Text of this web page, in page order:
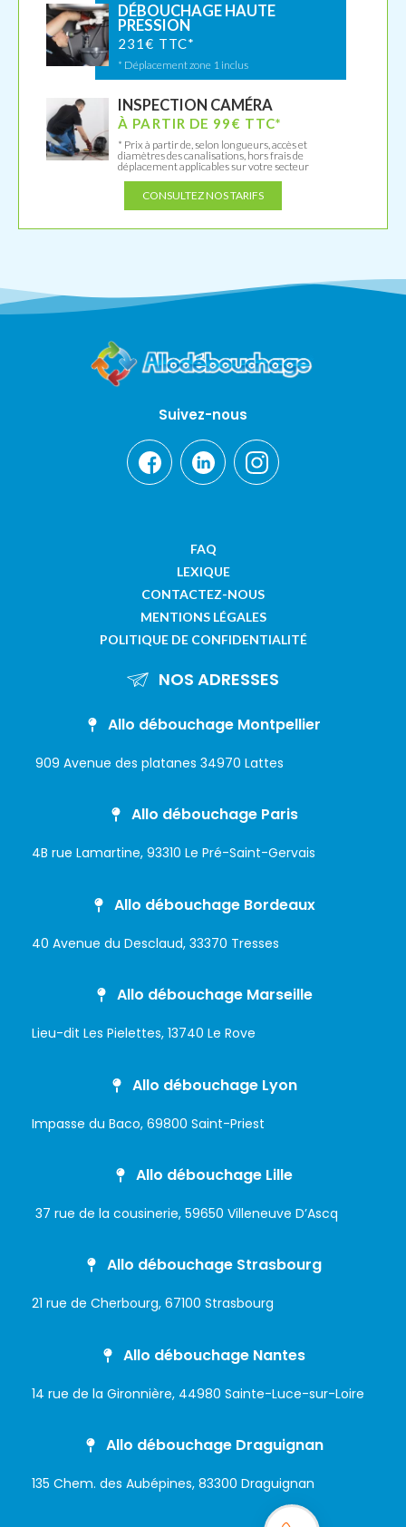
DÉBOUCHAGE HAUTE
PRESSION
231€ TTC*
* Déplacement zone 1 inclus
INSPECTION CAMÉRA
À PARTIR DE 99€ TTC*
* Prix à partir de, selon longueurs, accès et
diamètres des canalisations, hors frais de
déplacement applicables sur votre secteur
CONSULTEZ NOS TARIFS
Suivez-nous
FAQ
LEXIQUE
CONTACTEZ-NOUS
MENTIONS LÉGALES
POLITIQUE DE CONFIDENTIALITÉ
NOS ADRESSES
Allo débouchage Montpellier
909 Avenue des platanes 34970 Lattes
Allo débouchage Paris
4B rue Lamartine, 93310 Le Pré-Saint-Gervais
Allo débouchage Bordeaux
40 Avenue du Desclaud, 33370 Tresses
Allo débouchage Marseille
Lieu-dit Les Pielettes, 13740 Le Rove
Allo débouchage Lyon
Impasse du Baco, 69800 Saint-Priest
Allo débouchage Lille
37 rue de la cousinerie, 59650 Villeneuve D’Ascq
Allo débouchage Strasbourg
21 rue de Cherbourg, 67100 Strasbourg
Allo débouchage Nantes
14 rue de la Gironnière, 44980 Sainte-Luce-sur-Loire
Allo débouchage Draguignan
135 Chem. des Aubépines, 83300 Draguignan